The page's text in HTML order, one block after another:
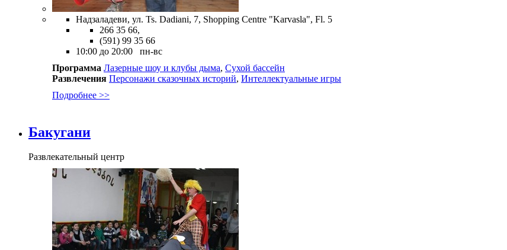
Надзаладеви, ул. Ts. Dadiani, 7, Shopping Centre "Karvasla", Fl. 5
266 35 66,
(591) 99 35 66
10:00 до 20:00 пн-вс
Программа Лазерные шоу и клубы дыма, Сухой бассейн
Развлечения Персонажи сказочных историй, Интеллектуальные игры
Подробнее >>
Бакугани
Развлекательный центр